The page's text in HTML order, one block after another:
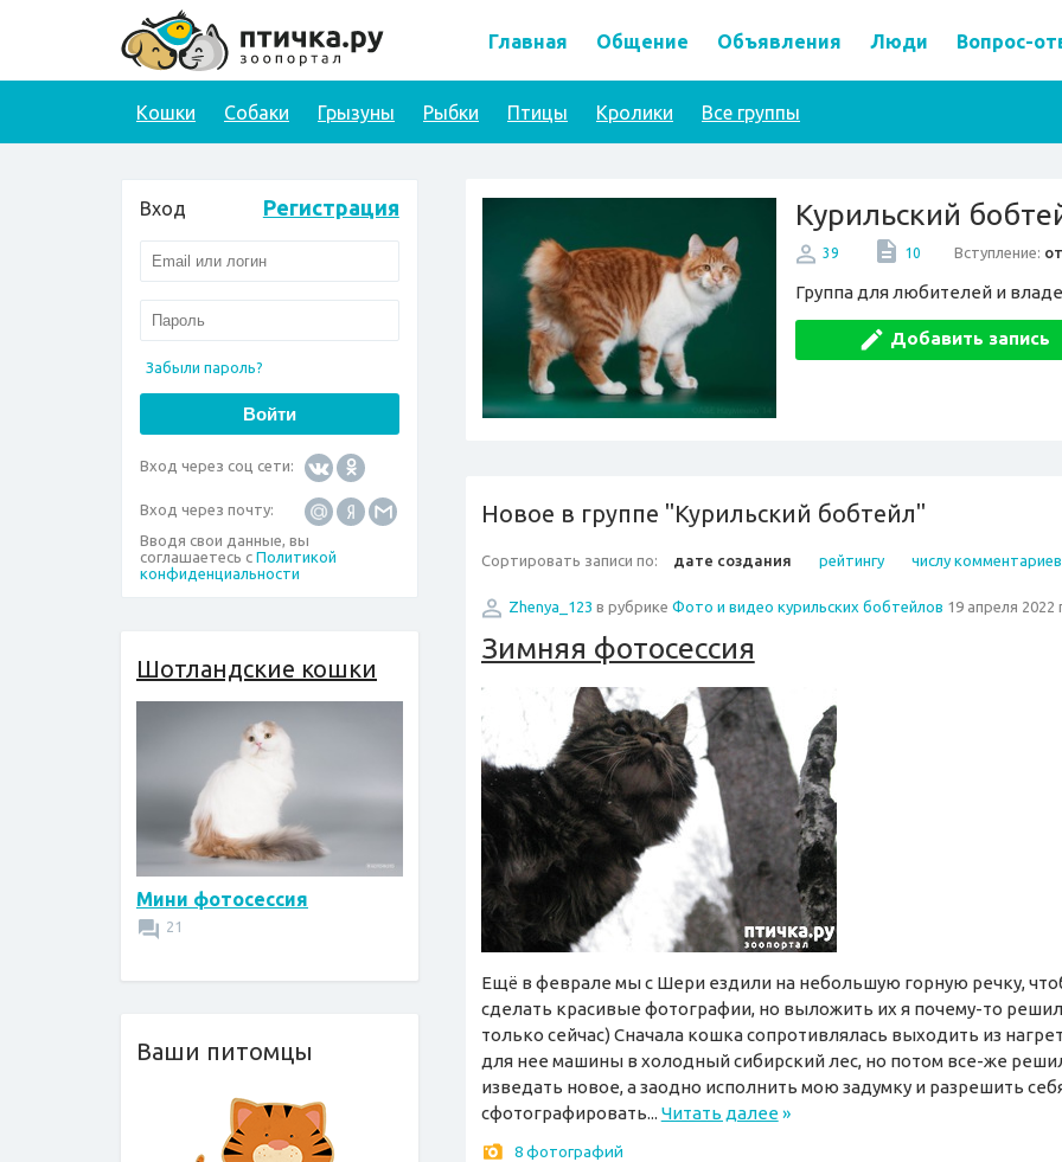
Главная Общение Объявления Люди Вопрос-
Кошки Собаки Грызуны Рыбки Птицы Кролики Все группы
Вход Регистрация
Забыли пароль?
Вход через соц сети:
Вход через почту:
Вводя свои данные, вы
соглашаетесь с Политикой
конфиденциальности
Шотландские кошки
Мини фотосессия
21
Ваши питомцы
Курильский
39 10 Вступление:
Группа для любителей и
Добавить запись
Новое в группе "Курильский бобтейл"
Сортировать записи по: дате создания рейтингу числу комментариев
Zhenya_123 в рубрике Фото и видео курильских бобтейлов 19 апреля 2022
Зимняя фотосессия
Ещё в феврале мы с Шери ездили на небольшую горную речку,
сделать красивые фотографии, но выложить их я почему-то
только сейчас) Сначала кошка сопротивлялась выходить из
для нее машины в холодный сибирский лес, но потом все-же
изведать новое, а заодно исполнить мою задумку и разрешить
сфотографировать... Читать далее»
8 фотографий